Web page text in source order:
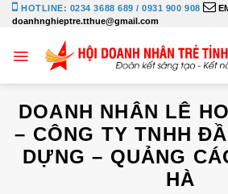
Bỏ
qua
dung
HOTLINE: 0234 3688 689 / 0931 900 908
doanhnghieptre.tthue@gmail.com
DOANH NHÂN LÊ
– CÔNG TY TNHH
DỰNG – QUẢNG
HÀ